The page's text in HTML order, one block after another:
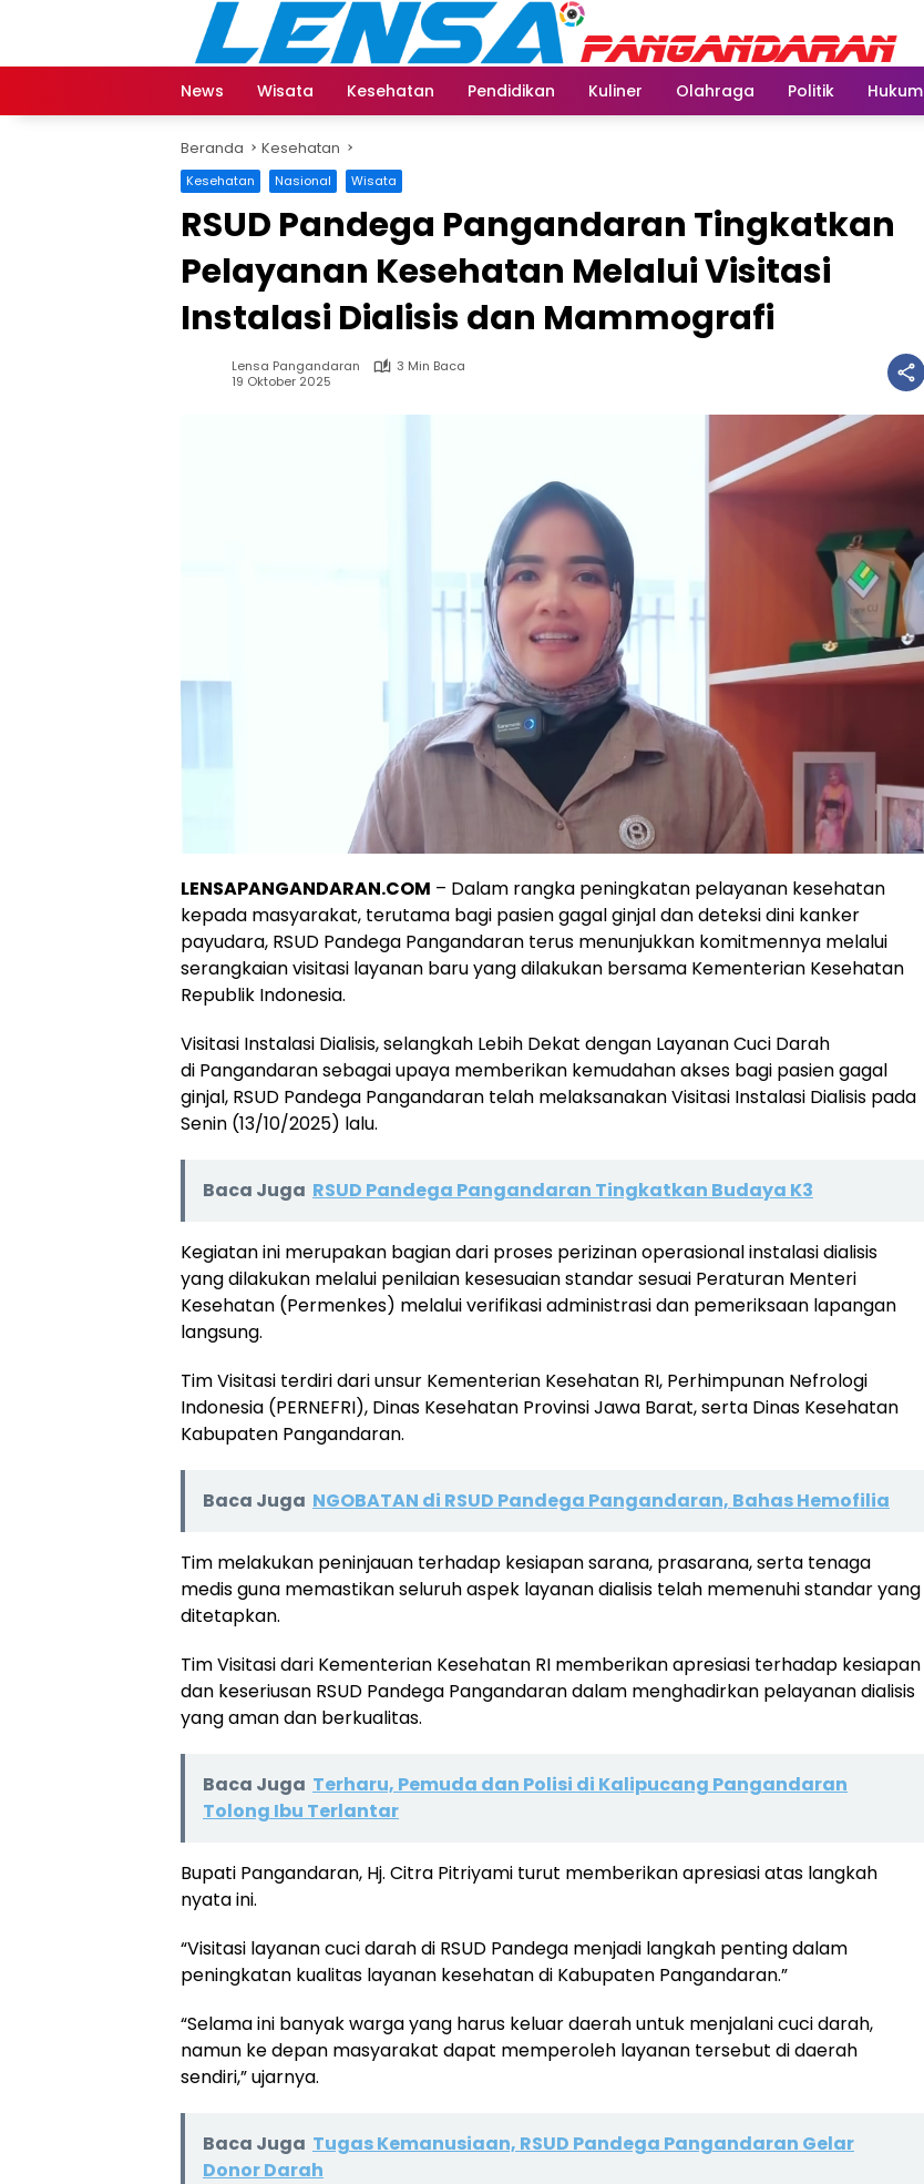
News
Wisata Kesehatan Pendidikan Kuliner Olahraga Politik Hukum
Beranda Kesehatan
Kesehatan Nasional Wisata
RSUD Pandega Pangandaran Tingkatkan
Pelayanan Kesehatan Melalui Visitasi
Instalasi Dialisis dan Mammografi
Lensa Pangandaran
3 Min Baca
19 Oktober 2025
LENSAPANGANDARAN.COM – Dalam rangka peningkatan pelayanan kesehatan
kepada masyarakat, terutama bagi pasien gagal ginjal dan deteksi dini kanker
payudara, RSUD Pandega Pangandaran terus menunjukkan komitmennya melalui
serangkaian visitasi layanan baru yang dilakukan bersama Kementerian Kesehatan
Republik Indonesia.
Visitasi Instalasi Dialisis, selangkah Lebih Dekat dengan Layanan Cuci Darah
di Pangandaran sebagai upaya memberikan kemudahan akses bagi pasien gagal
ginjal, RSUD Pandega Pangandaran telah melaksanakan Visitasi Instalasi Dialisis pada
Senin (13/10/2025) lalu.
Baca Juga RSUD Pandega Pangandaran Tingkatkan Budaya K3
Kegiatan ini merupakan bagian dari proses perizinan operasional instalasi dialisis
yang dilakukan melalui penilaian kesesuaian standar sesuai Peraturan Menteri
Kesehatan (Permenkes) melalui verifikasi administrasi dan pemeriksaan lapangan
langsung.
Tim Visitasi terdiri dari unsur Kementerian Kesehatan RI, Perhimpunan Nefrologi
Indonesia (PERNEFRI), Dinas Kesehatan Provinsi Jawa Barat, serta Dinas Kesehatan
Kabupaten Pangandaran.
Baca Juga NGOBATAN di RSUD Pandega Pangandaran, Bahas Hemofilia
Tim melakukan peninjauan terhadap kesiapan sarana, prasarana, serta tenaga
medis guna memastikan seluruh aspek layanan dialisis telah memenuhi standar yang
ditetapkan.
Tim Visitasi dari Kementerian Kesehatan RI memberikan apresiasi terhadap kesiapan
dan keseriusan RSUD Pandega Pangandaran dalam menghadirkan pelayanan dialisis
yang aman dan berkualitas.
Baca Juga Terharu, Pemuda dan Polisi di Kalipucang Pangandaran
Tolong Ibu Terlantar
Bupati Pangandaran, Hj. Citra Pitriyami turut memberikan apresiasi atas langkah
nyata ini.
“Visitasi layanan cuci darah di RSUD Pandega menjadi langkah penting dalam
peningkatan kualitas layanan kesehatan di Kabupaten Pangandaran.”
“Selama ini banyak warga yang harus keluar daerah untuk menjalani cuci darah,
namun ke depan masyarakat dapat memperoleh layanan tersebut di daerah
sendiri,” ujarnya.
Baca Juga Tugas Kemanusiaan, RSUD Pandega Pangandaran Gelar
Donor Darah